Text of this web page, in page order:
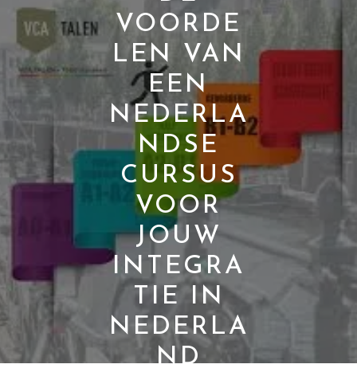
VOORDE
LEN VAN
EEN
NEDERLA
NDSE
CURSUS
VOOR
JOUW
INTEGRA
TIE IN
NEDERLA
ND